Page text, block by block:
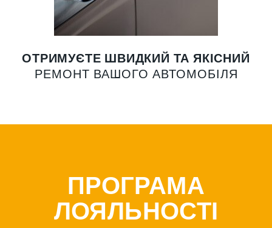
ОТРИМУЄТЕ ШВИДКИЙ ТА ЯКІСНИЙ
РЕМОНТ ВАШОГО АВТОМОБІЛЯ
ПРОГРАМА
ЛОЯЛЬНОСТІ